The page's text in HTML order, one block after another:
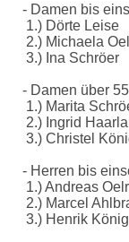
- Damen bis
1.) Dörte Leise
2.) Michaela
3.) Ina Schröer
- Damen über
1.) Marita
2.) Ingrid
3.) Christel
- Herren bis
1.) Andreas
2.) Marcel
3.) Henrik König